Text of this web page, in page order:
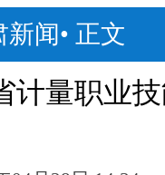
新闻• 正文
计量职业